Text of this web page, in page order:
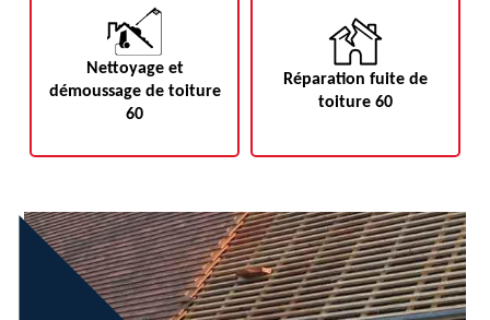
Nettoyage et
démoussage de toiture
60
Réparation fuite de
toiture 60